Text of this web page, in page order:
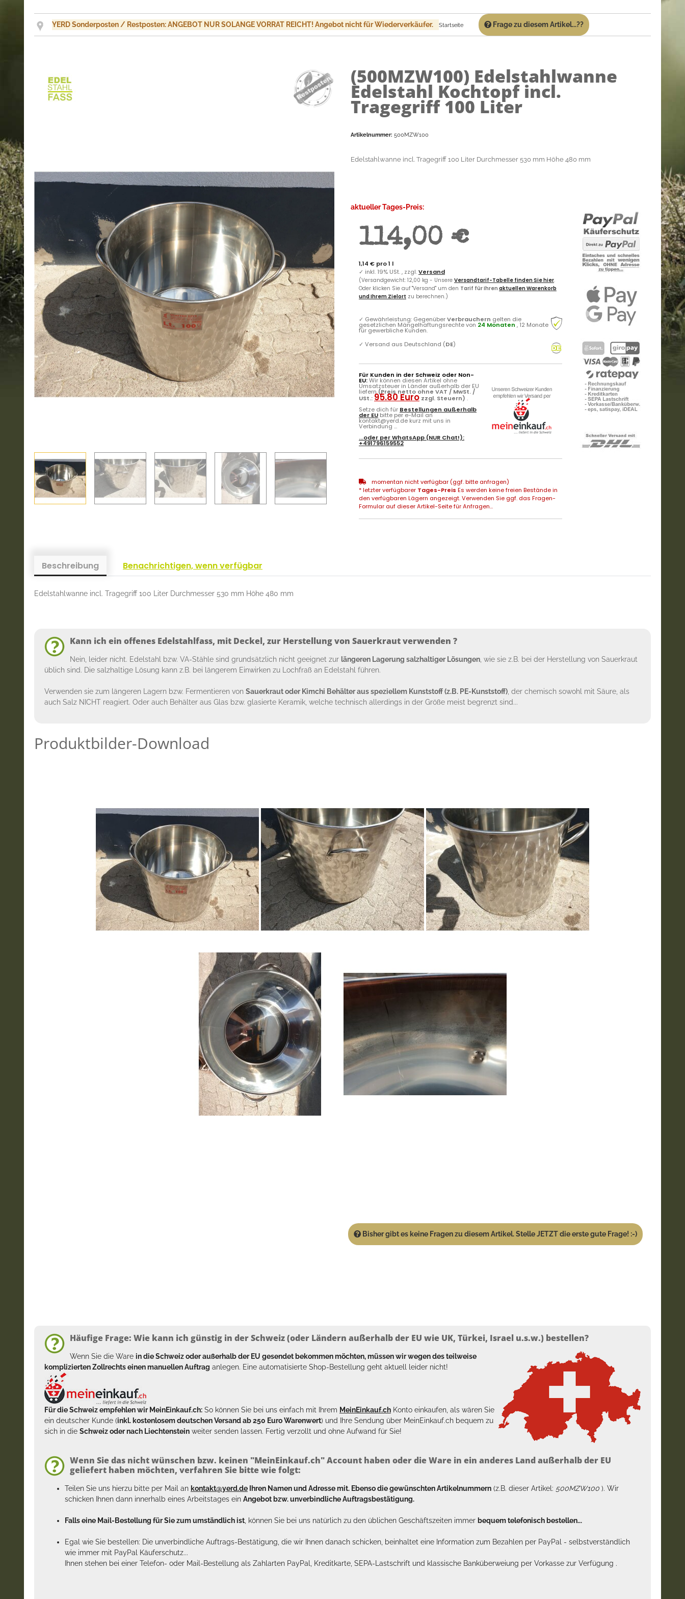
YERD Sonderposten / Restposten: ANGEBOT NUR SOLANGE VORRAT REICHT! Angebot nicht für Wiederverkäufer. Startseite Frage zu diesem Artikel...??
(500MZW100) Edelstahlwanne
Edelstahl Kochtopf incl.
Tragegriff 100 Liter
Artikelnummer: 500MZW100
Edelstahlwanne incl. Tragegriff 100 Liter Durchmesser 530 mm Höhe 480 mm
aktueller Tages-Preis:
114,00 €
1,14 € pro 1 l
✓ inkl. 19% USt. , zzgl.Versand
(Versandgewicht: 12,00 kg - Unsere Versandtarif-Tabelle finden Sie hier.
Oder klicken Sie auf "Versand" um den Tarif für Ihren aktuellen Warenkorb
und Ihrem Zielort zu berechnen.)
✓ Gewährleistung: GegenüberVerbrauchern gelten die
gesetzlichen Mängelhaftungsrechte von 24 Monaten , 12 Monate
für gewerbliche Kunden.
✓ Versand aus Deutschland (DE)
Für Kunden in der Schweiz oder Non-
EU:Wir können diesen Artikel ohne
Umsatzsteuer in Länder außerhalb der EU
liefern(Preis netto ohne VAT / MwSt. /
USt.: 95.80 Euro zzgl. Steuern) .
Setze dich für Bestellungen außerhalb
der EU bitte per e-Mail an
kontakt@yerd.de kurz mit uns in
Verbindung ...
...oder perWhatsApp (NUR Chat!):
+491796159552
momentan nicht verfügbar (ggf. bitte anfragen)
* letzter verfügbarer Tages-Preis Es werden keine freien Bestände in
den verfügbaren Lägern angezeigt. Verwenden Sie ggf. das Fragen-
Formular auf dieser Artikel-Seite für Anfragen...
Beschreibung Benachrichtigen, wenn verfügbar
Edelstahlwanne incl. Tragegriff 100 Liter Durchmesser 530 mm Höhe 480 mm
Kann ich ein offenes Edelstahlfass, mit Deckel, zur Herstellung von Sauerkraut verwenden ?
Nein, leider nicht. Edelstahl bzw. VA-Stähle sind grundsätzlich nicht geeignet zur längeren Lagerung salzhaltiger Lösungen , wie sie z.B. bei der Herstellung von Sauerkraut
üblich sind. Die salzhaltige Lösung kann z.B. bei längerem Einwirken zu Lochfraß an Edelstahl führen.
Verwenden sie zum längeren Lagern bzw. Fermentieren von Sauerkraut oder Kimchi Behälter aus speziellem Kunststoff (z.B. PE-Kunststoff) , der chemisch sowohl mit Säure, als
auch Salz NICHT reagiert. Oder auch Behälter aus Glas bzw. glasierte Keramik, welche technisch allerdings in der Größe meist begrenzt sind...
Produktbilder-Download
Bisher gibt es keine Fragen zu diesem Artikel. Stelle JETZT die erste gute Frage! :-)
Häufige Frage: Wie kann ich günstig in der Schweiz (oder Ländern außerhalb der EU wie UK, Türkei, Israel u.s.w.) bestellen?
Wenn Sie die Ware in die Schweiz oder außerhalb der EU gesendet bekommen möchten, müssen wir wegen des teilweise
komplizierten Zollrechts einen manuellen Auftrag anlegen. Eine automatisierte Shop-Bestellung geht aktuell leider nicht!
Für die Schweiz empfehlen wir MeinEinkauf.ch: So können Sie bei uns einfach mit Ihrem MeinEinkauf.ch Konto einkaufen, als wären Sie
ein deutscher Kunde (inkl. kostenlosem deutschen Versand ab 250 Euro Warenwert) und Ihre Sendung über MeinEinkauf.ch bequem zu
sich in die Schweiz oder nach Liechtenstein weiter senden lassen. Fertig verzollt und ohne Aufwand für Sie!
Wenn Sie das nicht wünschen bzw. keinen "MeinEinkauf.ch" Account haben oder die Ware in ein anderes Land außerhalb der EU
geliefert haben möchten, verfahren Sie bitte wie folgt:
Teilen Sie uns hierzu bitte per Mail an kontakt@yerd.de Ihren Namen und Adresse mit. Ebenso die gewünschten Artikelnummern (z.B. dieser Artikel: 500MZW100 ). Wir
schicken Ihnen dann innerhalb eines Arbeitstages ein Angebot bzw. unverbindliche Auftragsbestätigung.
Falls eine Mail-Bestellung für Sie zum umständlich ist , können Sie bei uns natürlich zu den üblichen Geschäftszeiten immer bequem telefonisch bestellen...
Egal wie Sie bestellen: Die unverbindliche Auftrags-Bestätigung, die wir Ihnen danach schicken, beinhaltet eine Information zum Bezahlen per PayPal - selbstverständlich
wie immer mit PayPal Käuferschutz...
Ihnen stehen bei einer Telefon- oder Mail-Bestellung als Zahlarten PayPal, Kreditkarte, SEPA-Lastschrift und klassische Banküberweiung per Vorkasse zur Verfügung .